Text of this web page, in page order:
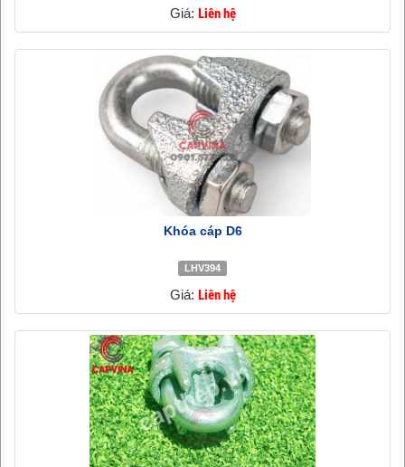
Giá: Liên hệ
Khóa cáp D6
LHV394
Giá: Liên hệ